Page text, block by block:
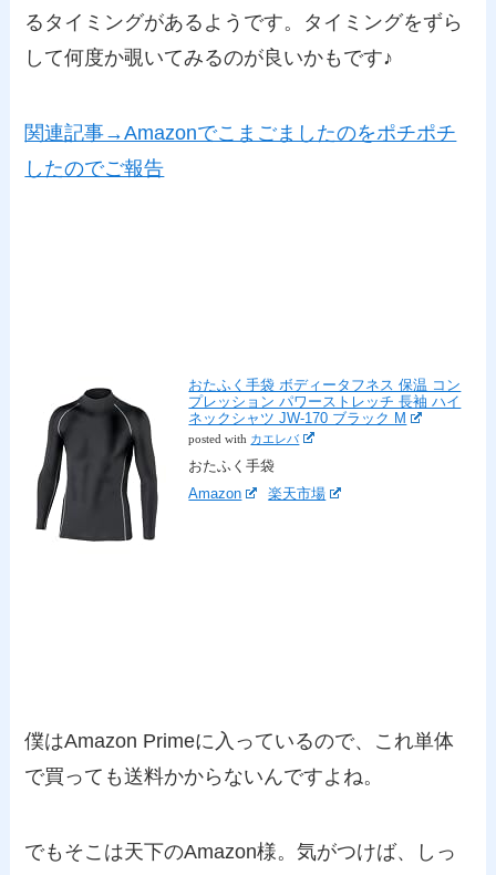
るタイミングがあるようです。タイミングをずら
して何度か覗いてみるのが良いかもです♪
関連記事→Amazonでこまごましたのをポチポチ
したのでご報告
おたふく手袋 ボディータフネス 保温 コン
プレッション パワーストレッチ 長袖 ハイ
ネックシャツ JW-170 ブラック M
posted with カエレバ
おたふく手袋
Amazon
楽天市場
僕はAmazon Primeに入っているので、これ単体
で買っても送料かからないんですよね。
でもそこは天下のAmazon様。気がつけば、しっ